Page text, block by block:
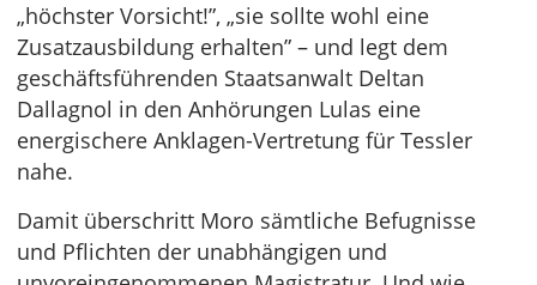
„höchster Vorsicht!”, „sie sollte wohl eine
Zusatzausbildung erhalten” – und legt dem
geschäftsführenden Staatsanwalt Deltan
Dallagnol in den Anhörungen Lulas eine
energischere Anklagen-Vertretung für Tessler
nahe.
Damit überschritt Moro sämtliche Befugnisse
und Pflichten der unabhängigen und